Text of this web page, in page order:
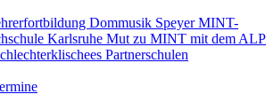
Dommusik SpeyerMINT-
Karlsruhe Mut zu MINT mit dem ALP
Partnerschulen